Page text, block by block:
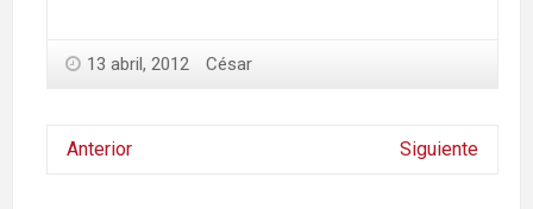
13 abril, 2012 César
Anterior Siguiente